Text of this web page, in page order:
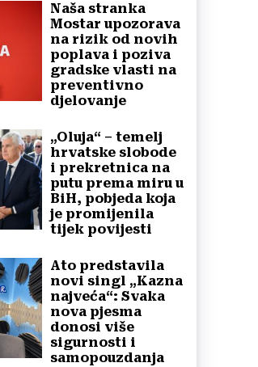
Naša stranka
Mostar upozorava
na rizik od novih
poplava i poziva
gradske vlasti na
preventivno
djelovanje
„Oluja“ – temelj
hrvatske slobode
i prekretnica na
putu prema miru u
BiH, pobjeda koja
je promijenila
tijek povijesti
Ato predstavila
novi singl „Kazna
najveća“: Svaka
nova pjesma
donosi više
sigurnosti i
samopouzdanja